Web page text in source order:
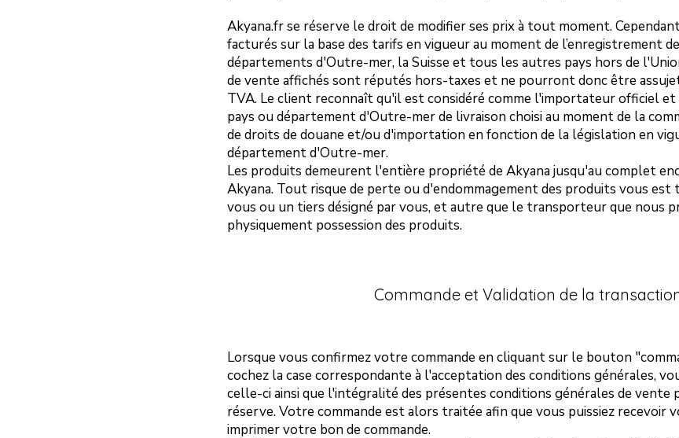
Akyana.fr se réserve le droit de modifier ses prix à tout moment.
facturés sur la base des tarifs en vigueur au moment de l’enregistrement
départements d'Outre-mer, la Suisse et tous les autres pays hors de
de vente affichés sont réputés hors-taxes et ne pourront donc être
TVA. Le client reconnaît qu'il est considéré comme l'importateur officiel
pays ou département d'Outre-mer de livraison choisi au moment de la
de droits de douane et/ou d'importation en fonction de la législation en
département d'Outre-mer.
Les produits demeurent l'entière propriété de Akyana jusqu'au complet
Akyana. Tout risque de perte ou d'endommagement des produits vous
vous ou un tiers désigné par vous, et autre que le transporteur que nous
physiquement possession des produits.
Commande et Validation de la
Lorsque vous confirmez votre commande en cliquant sur le bouton
cochez la case correspondante à l'acceptation des conditions générales,
celle-ci ainsi que l'intégralité des présentes conditions générales de vente
réserve. Votre commande est alors traitée afin que vous puissiez recevoir
imprimer votre bon de commande.